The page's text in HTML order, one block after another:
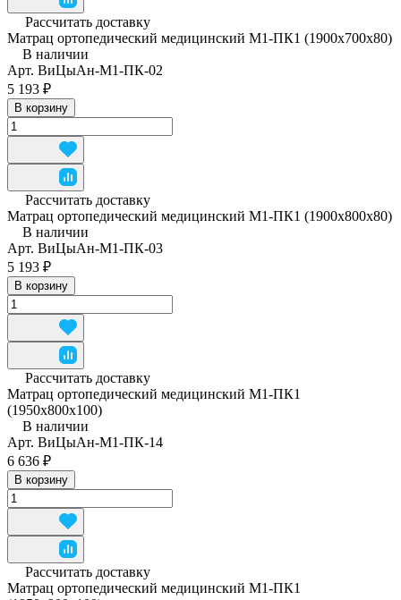
Рассчитать доставку
Матрац ортопедический медицинский М1-ПК1 (1900х700х80)
В наличии
Арт. ВиЦыАн-М1-ПК-02
5 193 ₽
В корзину
Рассчитать доставку
Матрац ортопедический медицинский М1-ПК1 (1900х800х80)
В наличии
Арт. ВиЦыАн-М1-ПК-03
5 193 ₽
В корзину
Рассчитать доставку
Матрац ортопедический медицинский М1-ПК1
(1950x800x100)
В наличии
Арт. ВиЦыАн-М1-ПК-14
6 636 ₽
В корзину
Рассчитать доставку
Матрац ортопедический медицинский М1-ПК1